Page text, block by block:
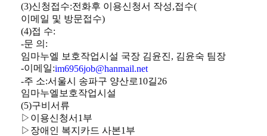
(3)신청접수:전화후 이용신청서 작성,접수(
이메일 및 방문접수)
(4)접 수:
-문 의 :
임마누엘 보호작업시설 국장 김윤진, 김윤숙 팀장
-이메일:im6956job@hanmail.net
-주 소:서울시 송파구 양산로10길26
임마누엘보호작업시설
(5)구비서류
▷ 이용신청서 1 부
▷ 장애인 복지카드 사본1 부